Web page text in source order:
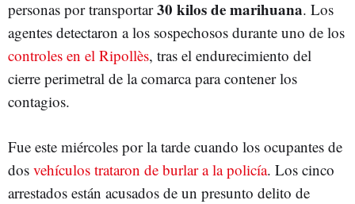
personas por transportar30 kilos de marihuana. Los
agentes detectaron a los sospechosos durante uno de los
controles en el Ripollès, tras el endurecimiento del
cierre perimetral de la comarca para contener los
contagios.
Fue este miércoles por la tarde cuando los ocupantes de
dos vehículos trataron de burlar a la policía. Los cinco
arrestados están acusados de un presunto delito de